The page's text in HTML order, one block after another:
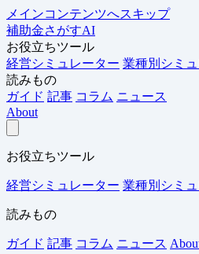
メインコンテンツへスキップ
補助金さがすAI
お役立ちツール
経営シミュレーター 業種別シミ
読みもの
ガイド 記事 コラム ニュース
About
お役立ちツール
経営シミュレーター 業種別シミ
読みもの
ガイド 記事 コラム ニュース